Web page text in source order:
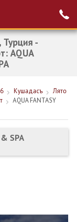
на
-
AQUA
Кушадасъ
Лято
AQUA FANTASY
& SPA